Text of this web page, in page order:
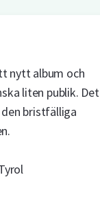
nytt album och
liten publik. Det
bristfälliga